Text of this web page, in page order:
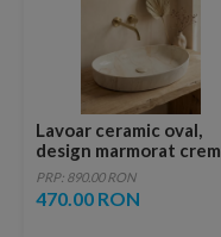
Lavoar ceramic oval,
design marmorat crem
lucios cu vene aurii,
ventil inclus
PRP: 890.00 RON
470.00 RON